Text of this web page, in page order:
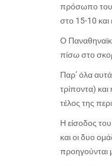
πρόσωπο του
στο 15-10 και
Ο
πίσω στο
Παρ’ όλα
τρίποντα)
τέλος της
Η είσοδος
και οι δυο
προηγούνται